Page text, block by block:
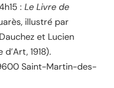
:Le Livre de
illustré par
et Lucien
1918).
Saint-Martin-des-